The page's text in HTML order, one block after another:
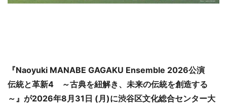
『Naoyuki MANABE GAGAKU Ensemble 2026公演
伝統と革新4 ～古典を紐解き、未来の伝統を創造する
～』が2026年8月31日 (月)に渋谷区文化総合センター大